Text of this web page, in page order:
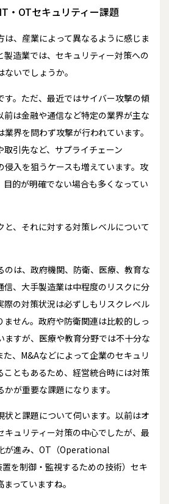
・OTセキュリティー課題
は、産業によって異なるように感じま
製造業では、セキュリティー対策への
いでしょうか。
す。ただ、最近ではサイバー攻撃の傾
前は金融や通信など特定の業界が主な
界を問わず攻撃が行われています。
取引先など、サプライチェーン
侵入を狙うケースも増えています。攻
的が明確でない場合も多くなってい
と、それに対する対策レベルについて
のは、政府機関、防衛、医療、教育な
信、大手製造業は中程度のリスクに分
際の対策状況は必ずしもリスクレベル
ません。政府や防衛関連は比較的しっ
ますが、医療や教育分野では不十分な
、M&Aなどによって企業のセキュリ
こともあるため、経営統合時には対策
が重要な課題になります。
状と課題について伺います。以前はオ
キュリティー対策の中心でしたが、最
が進み、OT（Operational
を制御・監視するための技術）セキ
っていますね。